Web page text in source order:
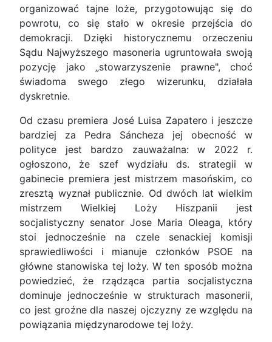
organizować tajne loże, przygotowując się do
powrotu, co się stało w okresie przejścia do
demokracji. Dzięki historycznemu orzeczeniu
Sądu Najwyższego masoneria ugruntowała swoją
pozycję jako „stowarzyszenie prawne", choć
świadoma swego złego wizerunku, działała
dyskretnie.
Od czasu premiera José Luisa Zapatero i jeszcze
bardziej za Pedra Sáncheza jej obecność w
polityce jest bardzo zauważalna: w 2022 r.
ogłoszono, że szef wydziału ds. strategii w
gabinecie premiera jest mistrzem masońskim, co
zresztą wyznał publicznie. Od dwóch lat wielkim
mistrzem Wielkiej Loży Hiszpanii jest
socjalistyczny senator Jose Maria Oleaga, który
stoi jednocześnie na czele senackiej komisji
sprawiedliwości i mianuje członków PSOE na
główne stanowiska tej loży. W ten sposób można
powiedzieć, że rządząca partia socjalistyczna
dominuje jednocześnie w strukturach masonerii,
co jest groźne dla naszej ojczyzny ze względu na
powiązania międzynarodowe tej loży.